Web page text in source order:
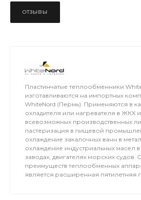
ОТЗЫВЫ
Пластинчатые теплообменники
изготавливаются на импортных
WhiteNord (Пермь). Применяются в
охладителя или нагревателя в ЖКХ
всевозможных производственных
пастеризация в пищевой
охлаждение закалочных ванн в
охлаждение индустриальных масел в
заводах, двигателях морских судов.
преимуществ теплообменных
является расширенная пятилетняя